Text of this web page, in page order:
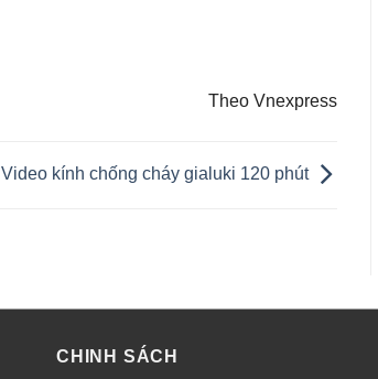
Theo Vnexpress
Video kính chống cháy gialuki 120 phút
CHINH SÁCH